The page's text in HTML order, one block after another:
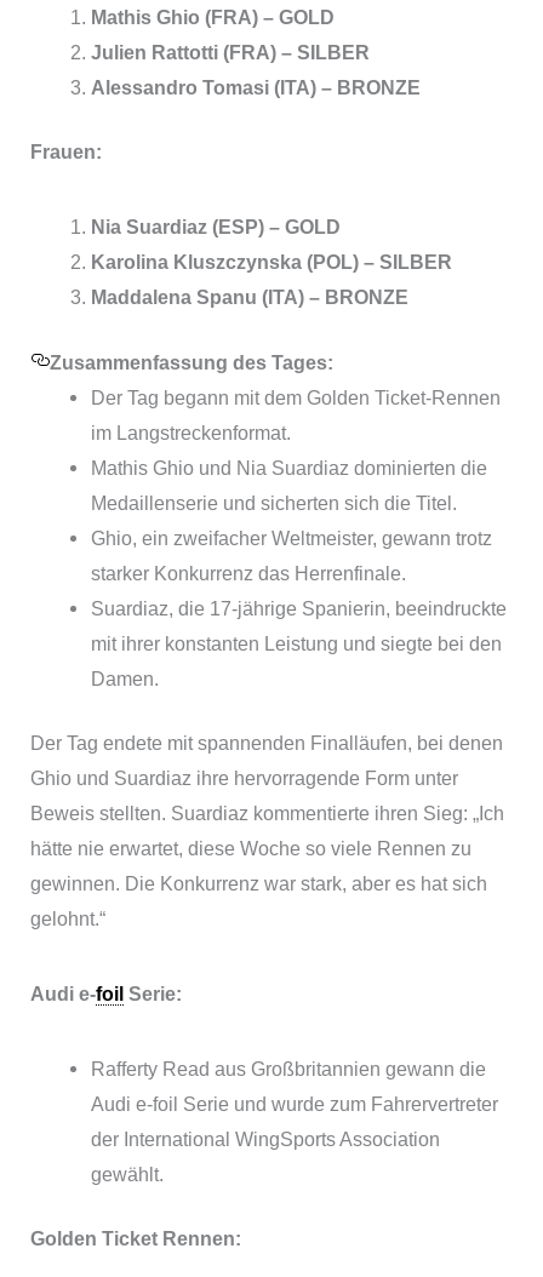
Mathis Ghio (FRA) – GOLD
Julien Rattotti (FRA) – SILBER
Alessandro Tomasi (ITA) – BRONZE
Frauen:
Nia Suardiaz (ESP) – GOLD
Karolina Kluszczynska (POL) – SILBER
Maddalena Spanu (ITA) – BRONZE
Zusammenfassung des Tages:
Der Tag begann mit dem Golden Ticket-Rennen
im Langstreckenformat.
Mathis Ghio und Nia Suardiaz dominierten die
Medaillenserie und sicherten sich die Titel.
Ghio, ein zweifacher Weltmeister, gewann trotz
starker Konkurrenz das Herrenfinale.
Suardiaz, die 17-jährige Spanierin, beeindruckte
mit ihrer konstanten Leistung und siegte bei den
Damen.
Der Tag endete mit spannenden Finalläufen, bei denen
Ghio und Suardiaz ihre hervorragende Form unter
Beweis stellten. Suardiaz kommentierte ihren Sieg: „Ich
hätte nie erwartet, diese Woche so viele Rennen zu
gewinnen. Die Konkurrenz war stark, aber es hat sich
gelohnt.“
Audi e-foil Serie:
Rafferty Read aus Großbritannien gewann die
Audi e-foil Serie und wurde zum Fahrervertreter
der International WingSports Association
gewählt.
Golden Ticket Rennen: